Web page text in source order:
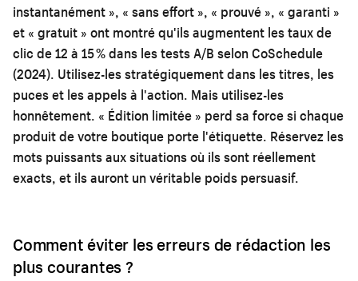
instantanément », « sans effort », « prouvé », « garanti »
et « gratuit » ont montré qu'ils augmentent les taux de
clic de 12 à 15 % dans les tests A/B selon CoSchedule
(2024). Utilisez-les stratégiquement dans les titres, les
puces et les appels à l'action. Mais utilisez-les
honnêtement. « Édition limitée » perd sa force si chaque
produit de votre boutique porte l'étiquette. Réservez les
mots puissants aux situations où ils sont réellement
exacts, et ils auront un véritable poids persuasif.
Comment éviter les erreurs de rédaction les
plus courantes ?